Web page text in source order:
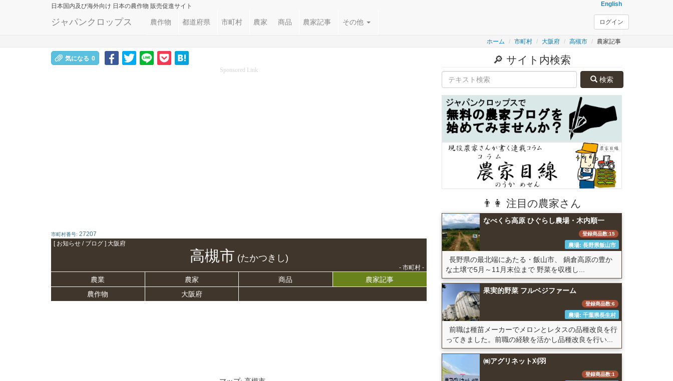
日本国内及び海外向け 日本の農作物 販売促進サイト English
ジャパンクロップス 農作物 都道府県 市町村 農家 商品 農家記事 その他 ログイン
ホーム 市町村 大阪府 高槻市 農家記事
気になる 0
Sponsored Link
市町村番号: 27207
[ お知らせ / ブログ ] 大阪府
高槻市 (たかつきし)
- 市町村 -
農業 農家 商品
農家記事
農作物
大阪府
🔎 サイト内検索
検索
👨👩 注目の農家さん
なべくら高原 ひぐらし農場・木内順一
登録商品数:15
農場: 長野県飯山市
長野県の最北端にあたる・飯山市、 鍋倉高原の豊か
な土壌で5月～11月末位まで 野菜を収穫し...
果実的野菜 フルベジファーム
登録商品数:6
農場: 千葉県長生村
前職は種苗メーカーでメロンとレタスの品種改良を行
ってきました。前職の経験を活かし品種改良を行い...
㈱アグリネット刈羽
登録商品数:1